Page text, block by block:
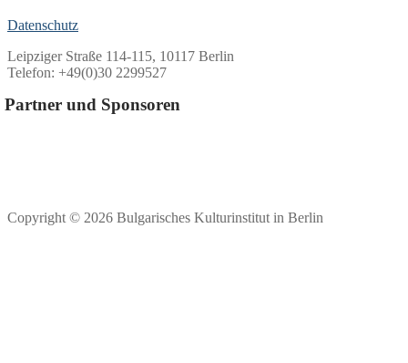
Datenschutz
Leipziger Straße 114-115, 10117 Berlin
Telefon: +49(0)30 2299527
Partner und Sponsoren
Copyright © 2026 Bulgarisches Kulturinstitut in Berlin